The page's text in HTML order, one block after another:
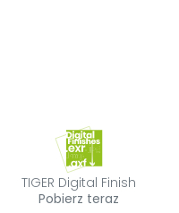
na paneluTIGER Digital
TIGER Digital Finish
Pobierz teraz